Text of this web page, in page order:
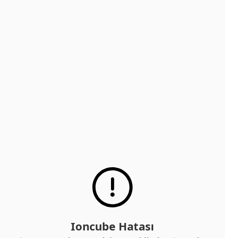
Ioncube Hatası